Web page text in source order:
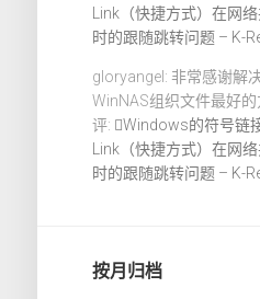
Link（快捷方式）在网
时的跟随跳转问题 – K-
gloryangel: 非常感谢解
WinNAS组织文件最好的
评:
Windows的符号链
Link（快捷方式）在网
时的跟随跳转问题 – K-
按月归档